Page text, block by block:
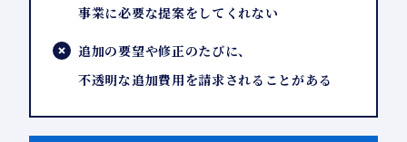
事業に必要な提案をしてくれない
追加の要望や修正のたびに、
不透明な追加費用を請求されることがある